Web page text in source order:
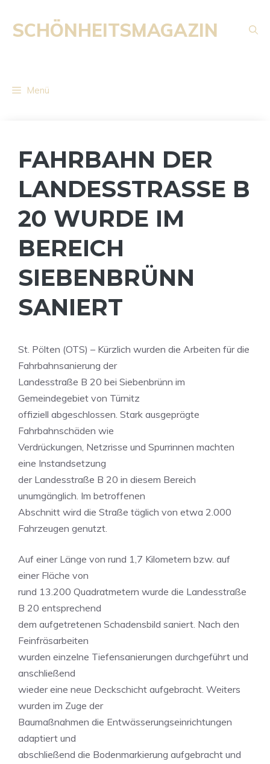
Inhalt
springen
SCHÖNHEITSMAGAZIN
Menü
FAHRBAHN DER
LANDESSTRASSE B 2
0 WURDE IM B
EREICH S
IEBENBRÜNN S
ANIERT
St. Pölten (OTS) – Kürzlich wurden die Arbeiten für die
Fahrbahnsanierung der
Landesstraße B 20 bei Siebenbrünn im
Gemeindegebiet von Türnitz
offiziell abgeschlossen. Stark ausgeprägte
Fahrbahnschäden wie
Verdrückungen, Netzrisse und Spurrinnen machten
eine Instandsetzung
der Landesstraße B 20 in diesem Bereich
unumgänglich. Im betroffenen
Abschnitt wird die Straße täglich von etwa 2.000
Fahrzeugen genutzt.
Auf einer Länge von rund 1,7 Kilometern bzw. auf
einer Fläche von
rund 13.200 Quadratmetern wurde die Landesstraße
B 20 entsprechend
dem aufgetretenen Schadensbild saniert. Nach den
Feinfräsarbeiten
wurden einzelne Tiefensanierungen durchgeführt und
anschließend
wieder eine neue Deckschicht aufgebracht. Weiters
wurden im Zuge der
Baumaßnahmen die Entwässerungseinrichtungen
adaptiert und
abschließend die Bodenmarkierung aufgebracht und